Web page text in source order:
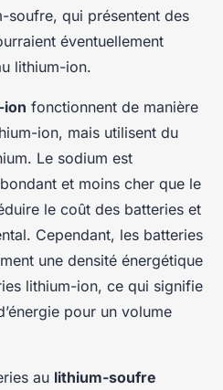
soufre, qui présentent des
éventuellement
lithium-ion.
ion fonctionnent de manière
ion, mais utilisent du
Le sodium est
et moins cher que le
le coût des batteries et
Cependant, les batteries
une densité énergétique
lithium-ion, ce qui signifie
pour un volume
au lithium-soufre